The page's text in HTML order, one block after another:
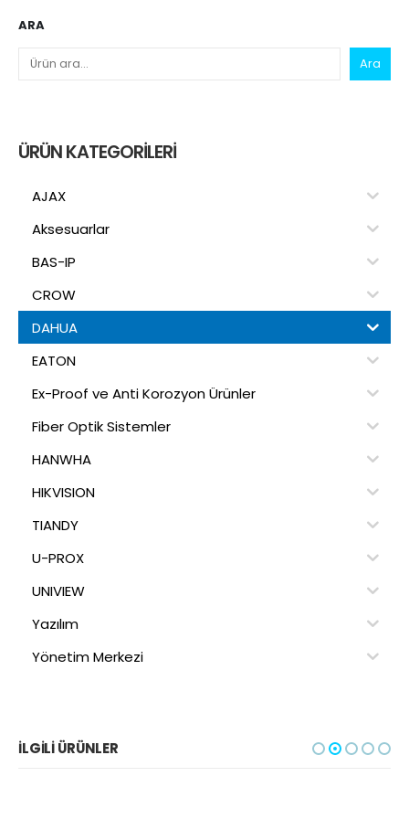
ARA
Ara
ÜRÜN KATEGORILERI
AJAX
Aksesuarlar
BAS-IP
CROW
DAHUA
EATON
Ex-Proof ve Anti Korozyon Ürünler
Fiber Optik Sistemler
HANWHA
HIKVISION
TIANDY
U-PROX
UNIVIEW
Yazılım
Yönetim Merkezi
İLGILI ÜRÜNLER